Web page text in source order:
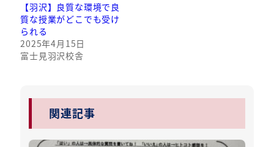
【羽沢】良質な環境で良
質な授業がどこでも受け
られる
2025年4月15日
富士見羽沢校舎
関連記事